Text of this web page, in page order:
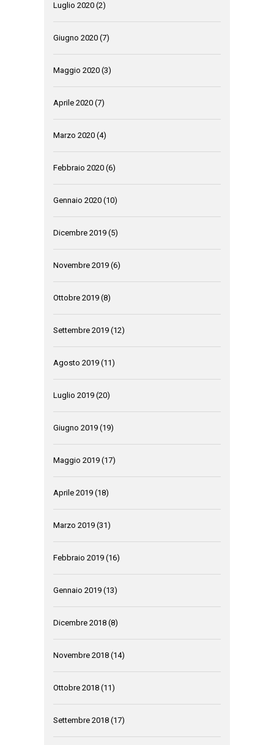
Luglio 2020 (2)
Giugno 2020 (7)
Maggio 2020 (3)
Aprile 2020 (7)
Marzo 2020 (4)
Febbraio 2020 (6)
Gennaio 2020 (10)
Dicembre 2019 (5)
Novembre 2019 (6)
Ottobre 2019 (8)
Settembre 2019 (12)
Agosto 2019 (11)
Luglio 2019 (20)
Giugno 2019 (19)
Maggio 2019 (17)
Aprile 2019 (18)
Marzo 2019 (31)
Febbraio 2019 (16)
Gennaio 2019 (13)
Dicembre 2018 (8)
Novembre 2018 (14)
Ottobre 2018 (11)
Settembre 2018 (17)